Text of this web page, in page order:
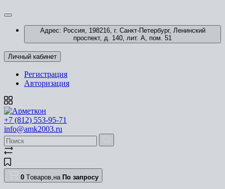
Адрес: Россия, 198216, г. Санкт-Петербург, Ленинский
проспект, д. 140, лит. А, пом. 51
Личный кабинет
Регистрация
Авторизация
+7 (812) 553-95-71
info@amk2003.ru
0 Tоваров,на По запросу